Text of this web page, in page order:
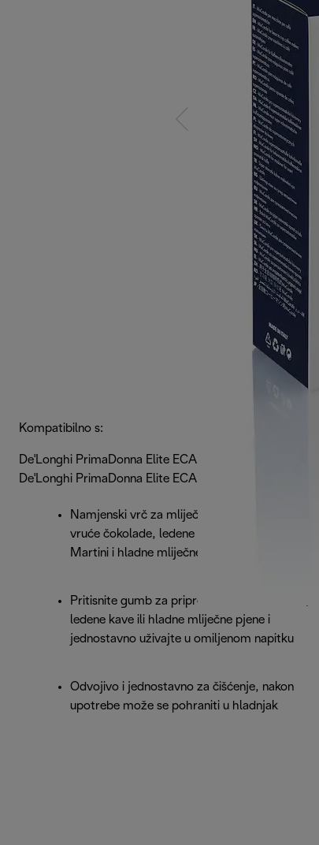
Kompatibilno s:
De'Longhi PrimaDonna Elite ECAM650.85
De'Longhi PrimaDonna Elite ECAM656.85
Namjenski vrč za mliječnu pjenu za pripremu
vruće čokolade, ledene kave, baze za Espresso
Martini i hladne mliječne pjene
Pritisnite gumb za pripremu vruće čokolade,
ledene kave ili hladne mliječne pjene i
jednostavno uživajte u omiljenom napitku
Odvojivo i jednostavno za čišćenje, nakon
upotrebe može se pohraniti u hladnjak